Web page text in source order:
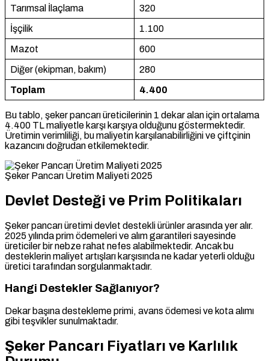
Tarımsal İlaçlama
320
İşçilik
1.100
Mazot
600
Diğer (ekipman, bakım)
280
Toplam
4.400
Bu tablo, şeker pancarı üreticilerinin 1 dekar alan için ortalama
4.400 TL maliyetle karşı karşıya olduğunu göstermektedir.
Üretimin verimliliği, bu maliyetin karşılanabilirliğini ve çiftçinin
kazancını doğrudan etkilemektedir.
Şeker Pancarı Üretim Maliyeti 2025
Devlet Desteği ve Prim Politikaları
Şeker pancarı üretimi devlet destekli ürünler arasında yer alır.
2025 yılında prim ödemeleri ve alım garantileri sayesinde
üreticiler bir nebze rahat nefes alabilmektedir. Ancak bu
desteklerin maliyet artışları karşısında ne kadar yeterli olduğu
üretici tarafından sorgulanmaktadır.
Hangi Destekler Sağlanıyor?
Dekar başına destekleme primi, avans ödemesi ve kota alımı
gibi teşvikler sunulmaktadır.
Şeker Pancarı Fiyatları ve Karlılık